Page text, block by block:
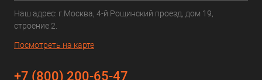
Наш адрес: г.Москва, 4-й Рощинский проезд, дом 19,
строение 2.
Посмотреть на карте
+7 (800) 200-65-47